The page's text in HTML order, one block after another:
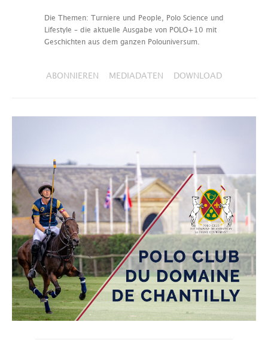
Die Themen: Turniere und People, Polo Science und
Lifestyle – die aktuelle Ausgabe von POLO+10 mit
Geschichten aus dem ganzen Polouniversum.
ABONNIEREN MEDIADATEN DOWNLOAD